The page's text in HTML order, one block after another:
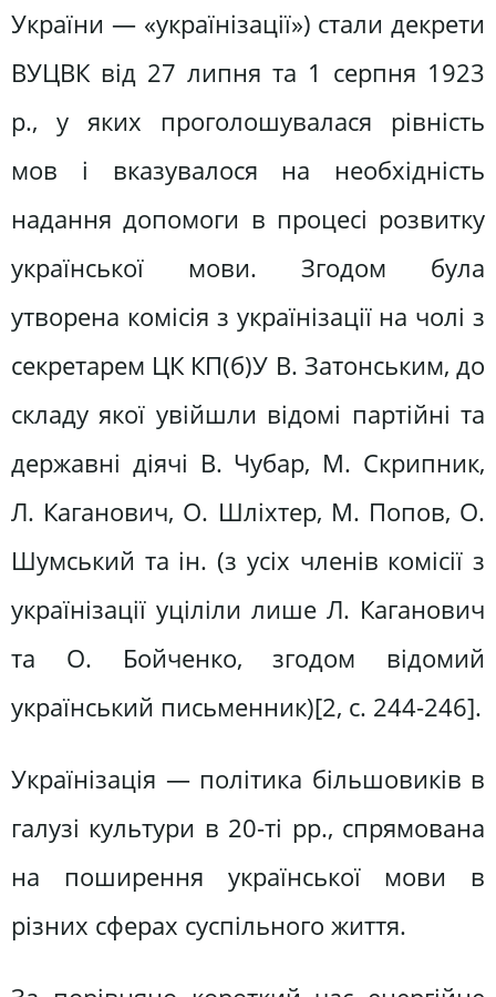
України — «українізації») стали декрети
ВУЦВК від 27 липня та 1 серпня 1923
р., у яких проголошувалася рівність
мов і вказувалося на необхідність
надання допомоги в процесі розвитку
української мови. Згодом була
утворена комісія з українізації на чолі з
секретарем ЦК КП(б)У В. Затонським, до
складу якої увійшли відомі партійні та
державні діячі В. Чубар, М. Скрипник,
Л. Каганович, О. Шліхтер, М. Попов, О.
Шумський та ін. (з усіх членів комісії з
українізації уціліли лише Л. Каганович
та О. Бойченко, згодом відомий
український письменник)[2, c. 244-246].
Українізація — політика більшовиків в
галузі культури в 20-ті pp., спрямована
на поширення української мови в
різних сферах суспільного життя.